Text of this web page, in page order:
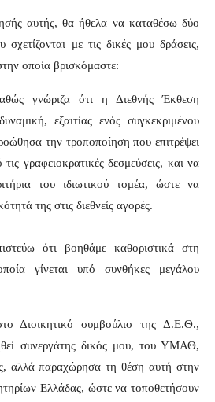
αυτής, θα ήθελα να καταθέσω δύο
σχετίζονται με τις δικές μου δράσεις,
οποία βρισκόμαστε:
γνώριζα ότι η Διεθνής Έκθεση
εξαιτίας ενός συγκεκριμένου
την τροποποίηση που επιτρέψει
γραφειοκρατικές δεσμεύσεις, και να
του ιδιωτικού τομέα, ώστε να
της στις διεθνείς αγορές.
ότι βοηθάμε καθοριστικά στη
γίνεται υπό συνθήκες μεγάλου
Διοικητικό συμβούλιο της Δ.Ε.Θ.,
συνεργάτης δικός μου, του ΥΜΑΘ,
αλλά παραχώρησα τη θέση αυτή στην
Ελλάδας, ώστε να τοποθετήσουν